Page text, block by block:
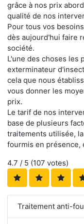
grâce à nos prix
qualité de nos
Pour tous vos
dès aujourd'hui faire
société.
L'une des choses les
exterminateur
cela que nous
vous donner les
prix.
Le tarif de nos
base de plusieurs
traitements utilisée,
fourmis en présence,
4.7 / 5 (107 votes)
Traitement anti-